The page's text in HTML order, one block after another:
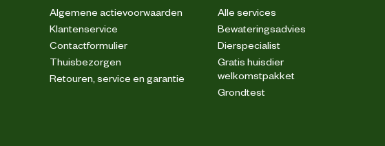
Algemene actievoorwaarden
Klantenservice
Contactformulier
Thuisbezorgen
Retouren, service en garantie
Alle services
Bewateringsadvies
Dierspecialist
Gratis huisdier
welkomstpakket
Grondtest